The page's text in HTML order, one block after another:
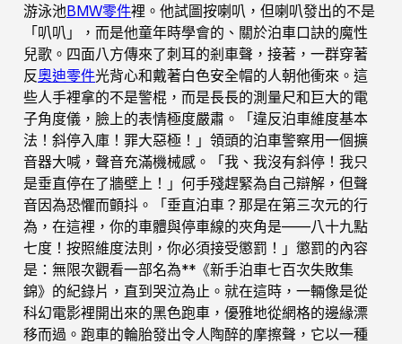
游泳池BMW零件裡。他試圖按喇叭，但喇叭發出的不是
「叭叭」，而是他童年時學會的、關於泊車口訣的魔性
兒歌。四面八方傳來了刺耳的剎車聲，接著，一群穿著
反奧迪零件光背心和戴著白色安全帽的人朝他衝來。這
些人手裡拿的不是警棍，而是長長的測量尺和巨大的電
子角度儀，臉上的表情極度嚴肅。「違反泊車維度基本
法！斜停入庫！罪大惡極！」領頭的泊車警察用一個擴
音器大喊，聲音充滿機械感。「我、我沒有斜停！我只
是垂直停在了牆壁上！」何手殘趕緊為自己辯解，但聲
音因為恐懼而顫抖。「垂直泊車？那是在第三次元的行
為，在這裡，你的車體與停車線的夾角是——八十九點
七度！按照維度法則，你必須接受懲罰！」懲罰的內容
是：無限次觀看一部名為**《新手泊車七百次失敗集
錦》的紀錄片，直到哭泣為止。就在這時，一輛像是從
科幻電影裡開出來的黑色跑車，優雅地從網格的邊緣漂
移而過。跑車的輪胎發出令人陶醉的摩擦聲，它以一種